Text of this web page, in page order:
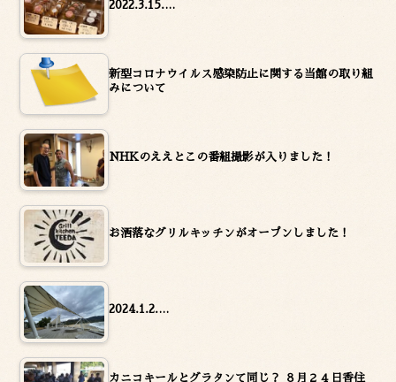
2022.3.15.…
新型コロナウイルス感染防止に関する当館の取り組
みについて
NHKのええとこの番組撮影が入りました！
お洒落なグリルキッチンがオープンしました！
2024.1.2.…
カニコキールとグラタンて同じ？ ８月２４日香住